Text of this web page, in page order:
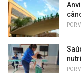
POR
POR